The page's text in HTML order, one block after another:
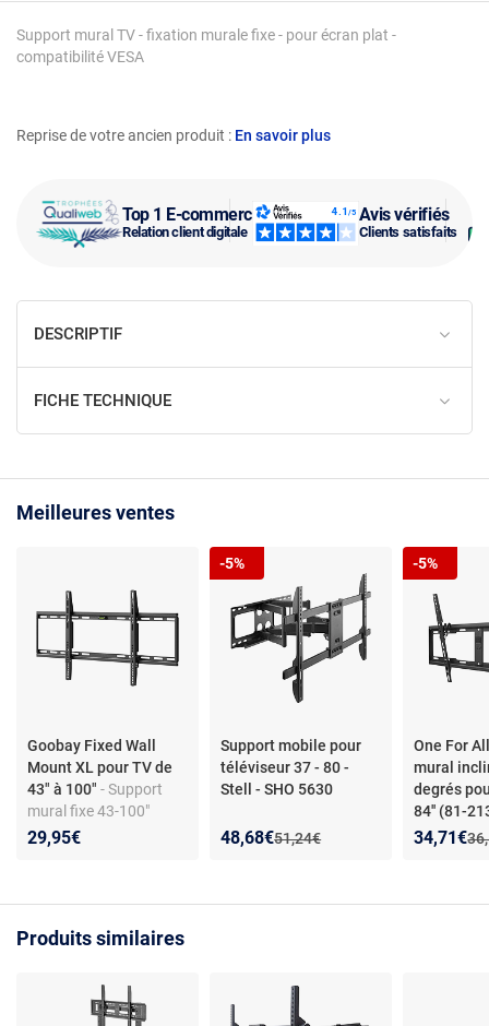
Top 1 E-commerce
Relation client digitale
Avis vérifiés
Clients satisfaits
Reprise de votre ancien produit : En savoir plus
Support mural TV - fixation murale fixe - pour écran plat -
compatibilité VESA
DESCRIPTIF
FICHE TECHNIQUE
Meilleures ventes
Goobay Fixed Wall
Mount XL pour TV de
43" à 100" - Support
mural fixe 43-100"
(109-254 cm)
29,95€
Support mobile pour
téléviseur 37 - 80 -
Stell - SHO 5630
Ancien prix :
51,24€
Nouveau prix :
48,68€
Réduction de :
-5%
One For
mural
degrés
84'' (81-
Support
Nouveau
34,71€
-5%
Produits similaires